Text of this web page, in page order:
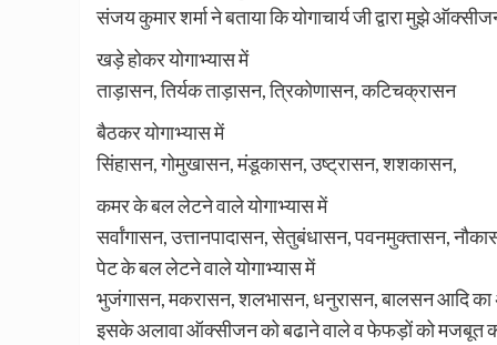
संजय कुमार शर्मा ने बताया कि योगाचार्य जी द्वारा मुझे
खड़े होकर योगाभ्यास में
ताड़ासन, तिर्यक ताड़ासन, त्रिकोणासन, कटिचक्रासन
बैठकर योगाभ्यास में
सिंहासन, गोमुखासन, मंडूकासन, उष्ट्रासन, शशकासन,
कमर के बल लेटने वाले योगाभ्यास में
सर्वांगासन, उत्तानपादासन, सेतुबंधासन, पवनमुक्तासन,
पेट के बल लेटने वाले योगाभ्यास में
भुजंगासन, मकरासन, शलभासन, धनुरासन, बालसन आदि का
इसके अलावा ऑक्सीजन को बढाने वाले व फेफड़ों को मजबूत